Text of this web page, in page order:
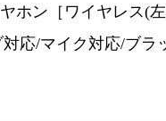
ホン［ワイヤレス(
応/マイク対応/ブラ